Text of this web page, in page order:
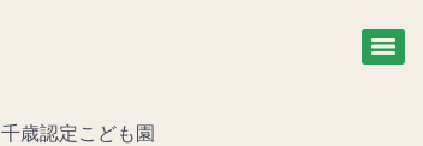
千歳認定こども園